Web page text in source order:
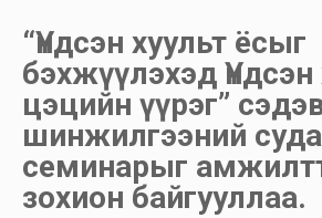
“Үндсэн хуульт ёсыг
бэхжүүлэхэд
цэцийн үүрэг”
шинжилгээний
семинарыг
зохион байгууллаа.